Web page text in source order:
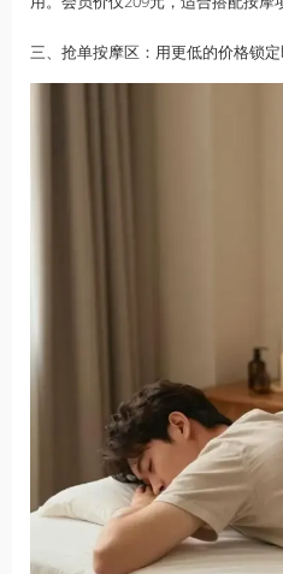
三、抢单按摩区：用更低的价格锁